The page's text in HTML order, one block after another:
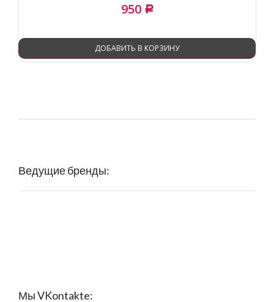
950 Р
ДОБАВИТЬ В КОРЗИНУ
Ведущие бренды:
Мы VKontakte: